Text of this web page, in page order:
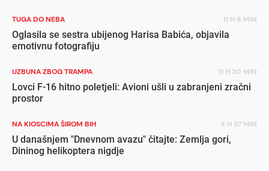
TUGA DO NEBA 11 H 8 MIN
Oglasila se sestra ubijenog Harisa Babića, objavila
emotivnu fotografiju
UZBUNA ZBOG TRAMPA 11 H 30 MIN
Lovci F-16 hitno poletjeli: Avioni ušli u zabranjeni zračni
prostor
NA KIOSCIMA ŠIROM BIH 4 H 57 MIN
U današnjem "Dnevnom avazu" čitajte: Zemlja gori,
Dininog helikoptera nigdje